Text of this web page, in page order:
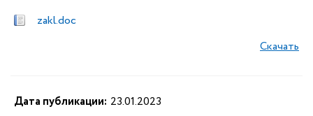
zakl.doc
Скачать
Дата публикации: 23.01.2023